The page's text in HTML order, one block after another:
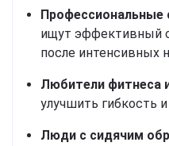
Профессиональные
ищут эффективный
после интенсивных
Любители фитнеса
улучшить гибкость
Люди с сидячим